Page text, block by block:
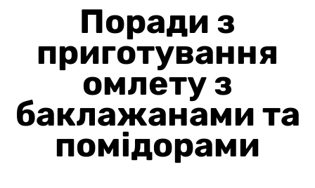
Поради з
приготування
омлету з
баклажанами та
помідорами